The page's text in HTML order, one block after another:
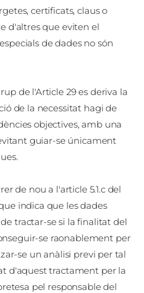
certificats, claus o
d'altres que eviten el
de dades no són
de l'Article 29 es deriva la
de la necessitat hagi de
objectives, amb una
guiar-se únicament
de nou a l'article 5.1.c del
indica que les dades
tractar-se si la finalitat del
se raonablement per
se un anàlisi previ per tal
d'aquest tractament per la
pel responsable del